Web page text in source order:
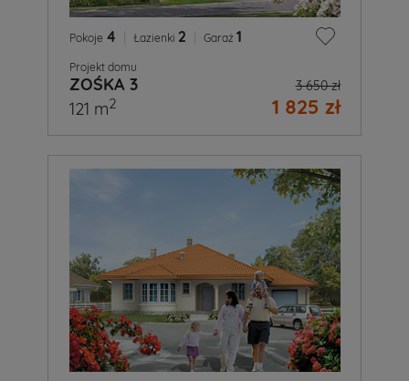
Pokoje 4 Łazienki 2 Garaż 1
Projekt domu
ZOŚKA 3 3 650 zł
1 825 zł
121 m2